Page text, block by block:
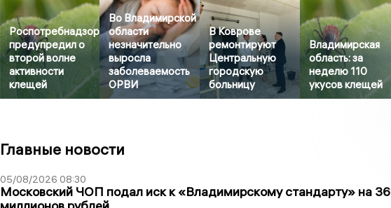
Роспотребнадзор
предупредил о
второй волне
активности
клещей
Во Владимирской
области
незначительно
выросла
заболеваемость
ОРВИ
В Коврове
ремонтируют
Центральную
городскую
больницу
Владимирская
область: за
неделю 110
укусов клещей
Главные новости
05/08/2026 08:30
Московский ЧОП подал иск к «Владимирскому стандарту» на 36